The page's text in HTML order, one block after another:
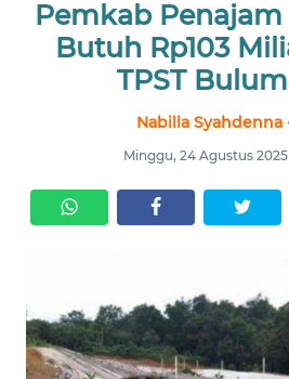
Pemkab Penajam
Butuh Rp103
TPST
Nabilla Syahdenna
Minggu, 24 Agustus 2025
NUSANTARA
OPINI
INDEKS
BERITA